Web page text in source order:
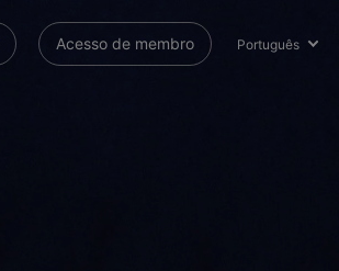
Acesso de membro Português